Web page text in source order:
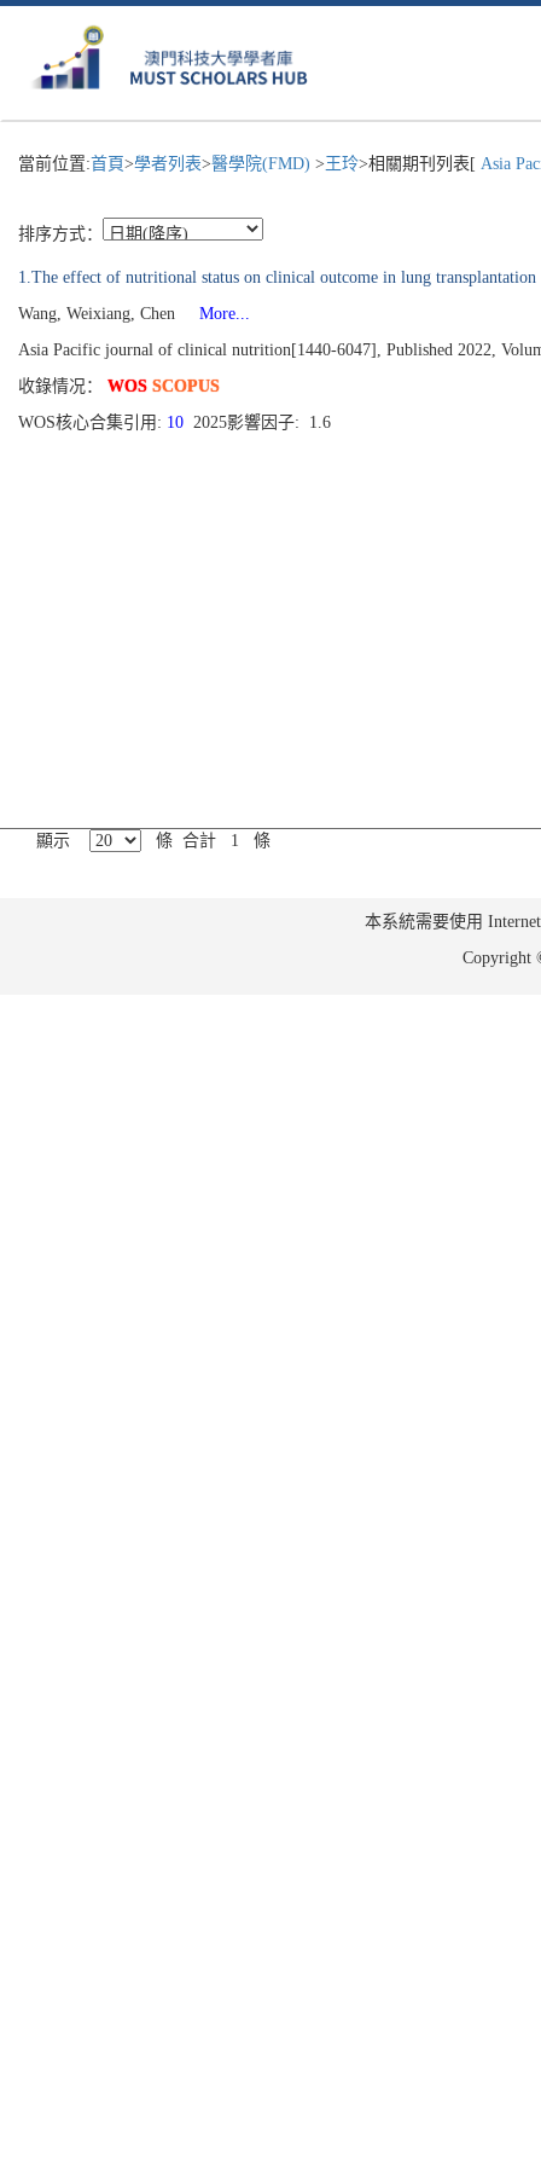
當前位置:首頁>學者列表>醫學院(FMD) > 王玲>相關期刊列表[ Asia
排序方式：
1.The effect of nutritional status on clinical outcome in lung transplantation
Wang, Weixiang, Chen
More...
Asia Pacific journal of clinical nutrition[1440-6047], Published 2022,
收錄情况： WOS SCOPUS
WOS核心合集引用: 10 2025影響因子: 1.6
顯示 條 合計 1 條
本系統需要使用
Copyright